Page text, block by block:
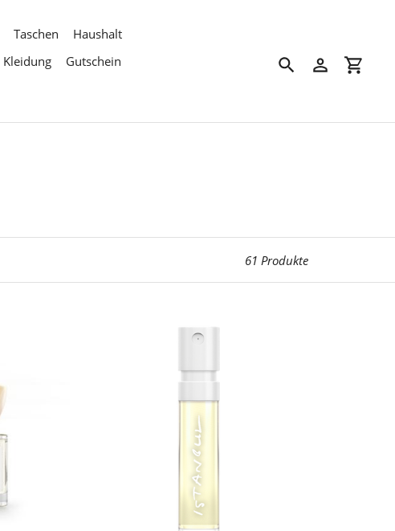
Taschen
Haushalt
Kleidung
Gutschein
SuchenEinloggen
61 Produkte